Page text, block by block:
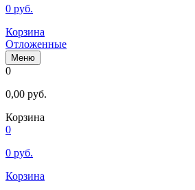
0 руб.
Корзина
Отложенные
Меню
0
0,00 руб.
Корзина
0
0 руб.
Корзина